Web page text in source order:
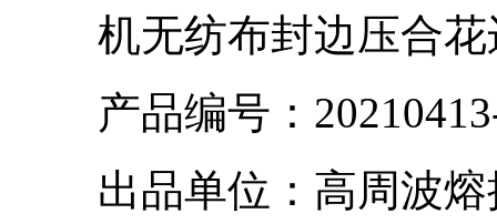
机无纺布封边压合
产品编号：
出品单位： 高周波